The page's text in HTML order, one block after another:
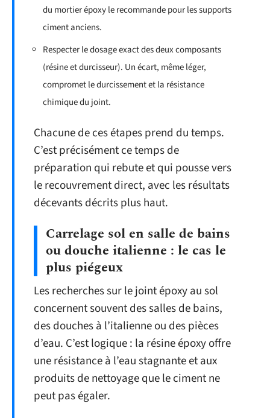
du mortier époxy le recommande pour les supports
ciment anciens.
Respecter le dosage exact des deux composants
(résine et durcisseur). Un écart, même léger,
compromet le durcissement et la résistance
chimique du joint.
Chacune de ces étapes prend du temps.
C’est précisément ce temps de
préparation qui rebute et qui pousse vers
le recouvrement direct, avec les résultats
décevants décrits plus haut.
Carrelage sol en salle de bains
ou douche italienne : le cas le
plus piégeux
Les recherches sur le joint époxy au sol
concernent souvent des salles de bains,
des douches à l’italienne ou des pièces
d’eau. C’est logique : la résine époxy offre
une résistance à l’eau stagnante et aux
produits de nettoyage que le ciment ne
peut pas égaler.